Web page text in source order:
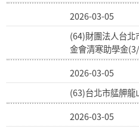
2026-03-05
(64)財團法人台
金會清寒助學金
2026-03-05
(63)台北市艋舺
2026-03-05